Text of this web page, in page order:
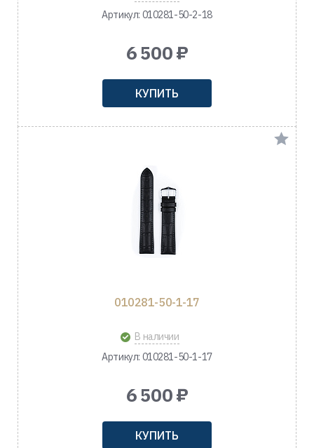
Артикул: 010281-50-2-18
6 500 ₽
КУПИТЬ
010281-50-1-17
В наличии
Артикул: 010281-50-1-17
6 500 ₽
КУПИТЬ